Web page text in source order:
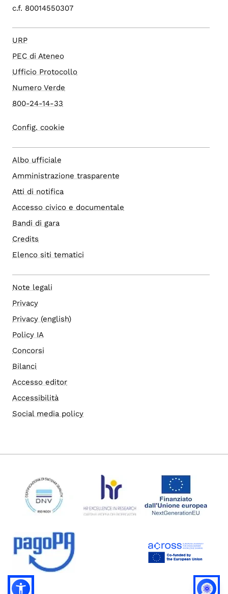
c.f. 80014550307
URP
PEC di Ateneo
Ufficio Protocollo
Numero Verde
800-24-14-33
Config. cookie
Albo ufficiale
Amministrazione trasparente
Atti di notifica
Accesso civico e documentale
Bandi di gara
Credits
Elenco siti tematici
Note legali
Privacy
Privacy (english)
Policy IA
Concorsi
Bilanci
Accesso editor
Accessibilità
Social media policy